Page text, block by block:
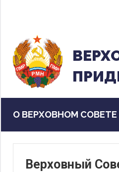
содержанию
О ВЕРХОВНОМ СОВЕТЕ
Верховный